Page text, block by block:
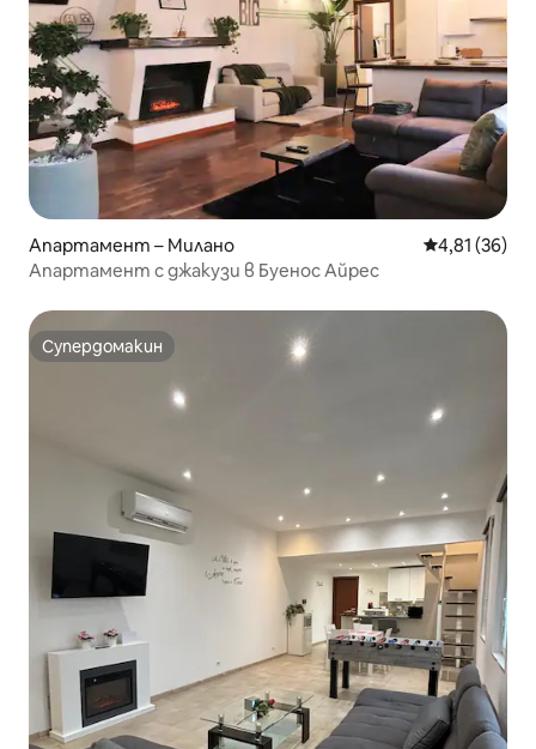
Апартамент – Милано Средна
4,81 (36)
Апартамент с джакузи в Буенос Айрес
Супердомакин
Супердомакин